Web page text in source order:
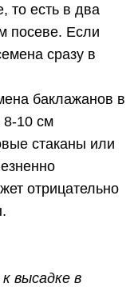
то есть в два
посеве. Если
сразу в
баклажанов в
8-10 см
стаканы или
отрицательно
высадке в